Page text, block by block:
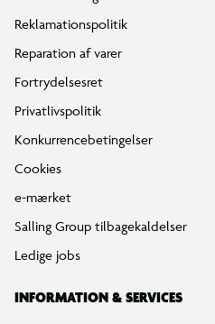
Reklamationspolitik
Reparation af varer
Fortrydelsesret
Privatlivspolitik
Konkurrencebetingelser
Cookies
e-mærket
Salling Group tilbagekaldelser
Ledige jobs
INFORMATION & SERVICES